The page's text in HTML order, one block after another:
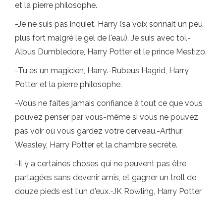
et la pierre philosophe.
-Je ne suis pas inquiet, Harry (sa voix sonnait un peu
plus fort malgré le gel de l'eau). Je suis avec toi.-
Albus Dumbledore, Harry Potter et le prince Mestizo.
-Tu es un magicien, Harry.-Rubeus Hagrid, Harry
Potter et la pierre philosophe.
-Vous ne faites jamais confiance à tout ce que vous
pouvez penser par vous-même si vous ne pouvez
pas voir où vous gardez votre cerveau.-Arthur
Weasley, Harry Potter et la chambre secrète.
-Il y a certaines choses qui ne peuvent pas être
partagées sans devenir amis, et gagner un troll de
douze pieds est l'un d'eux.-JK Rowling, Harry Potter